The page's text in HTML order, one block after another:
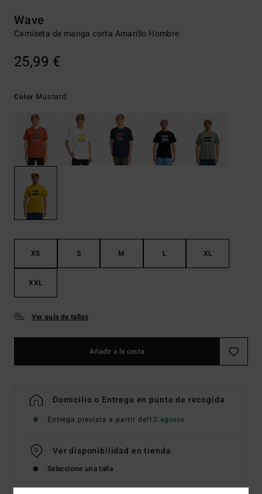
Wave
Camiseta de manga corta Amarillo Hombre
25,99 €
Color Mustard
XS S M L XL
XXL
Ver guía de tallas
Añadir a la cesta
Domicilio o Entrega en punto de recogida
Entrega prevista a partir del12 agosto
Ver disponibilidad en tienda
Seleccione una talla